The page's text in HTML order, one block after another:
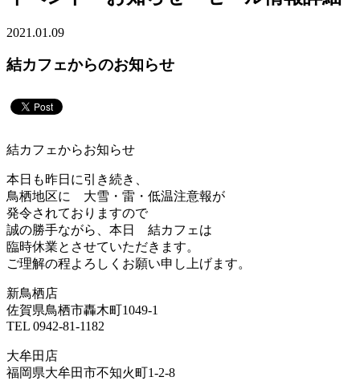
2021.01.09
結カフェからのお知らせ
結カフェからお知らせ
本日も昨日に引き続き、
鳥栖地区に 大雪・雷・低温注意報が
発令されておりますので
誠の勝手ながら、本日 結カフェは
臨時休業とさせていただきます。
ご理解の程よろしくお願い申し上げます。
新鳥栖店
佐賀県鳥栖市轟木町1049-1
TEL 0942-81-1182
大牟田店
福岡県大牟田市不知火町1-2-8